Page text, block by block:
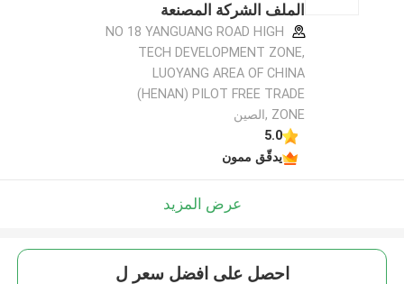
الملف الشركة المصنعة
NO 18 YANGUANG ROAD HIGH
TECH DEVELOPMENT ZONE,
LUOYANG AREA OF CHINA
(HENAN) PILOT FREE TRADE
ZONE ,الصين
5.0
يدقّق ممون
عرض المزيد
احصل على افضل سعر ل